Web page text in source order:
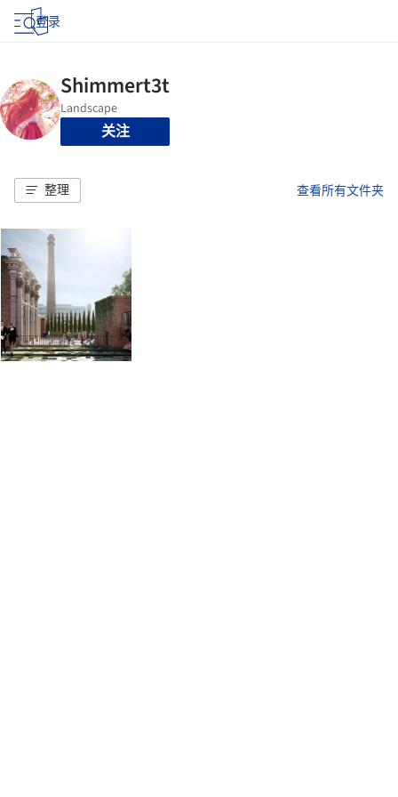
登录
关注
整理 查看所有文件夹